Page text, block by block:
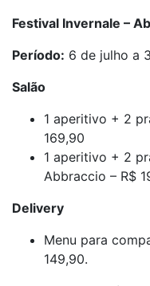
Festival Invernale –
Período: 6 de julho a
Salão
1 aperitivo + 2
169,90
1 aperitivo + 2
Abbraccio – R$
Delivery
Menu para
149,90.